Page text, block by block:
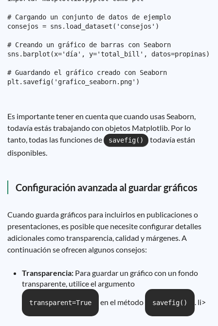
# Cargando un conjunto de datos de ejemplo
consejos = sns.load_dataset('consejos')
# Creando un gráfico de barras con Seaborn
sns.barplot(x='día', y='total_bill', datos=propinas)
# Guardando el gráfico creado con Seaborn
Es importante tener en cuenta que cuando usas Seaborn,
todavía estás trabajando con objetos Matplotlib. Por lo
tanto, todas las funciones de
savefig()
todavía están
disponibles.
Configuración avanzada al guardar gráficos
Cuando guarda gráficos para incluirlos en publicaciones o
presentaciones, es posible que necesite configurar detalles
adicionales como transparencia, calidad y márgenes. A
continuación se ofrecen algunos consejos:
Transparencia: Para guardar un gráfico con un fondo
transparente, utilice el argumento
transparent=True en el método savefig() . li>